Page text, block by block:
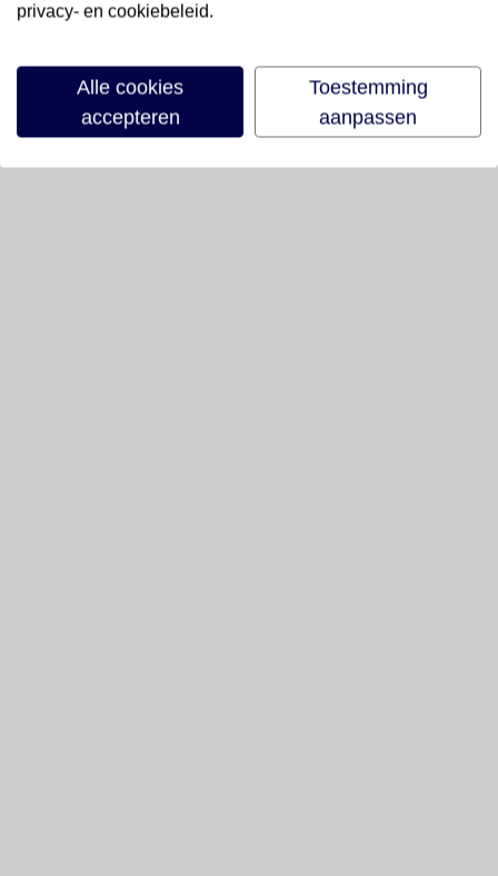
privacy- en cookiebeleid.
Alle cookies
accepteren
Toestemming
aanpassen